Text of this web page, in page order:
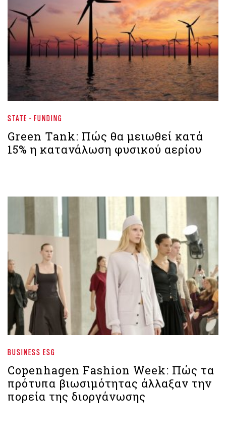
STATE - FUNDING
Green Tank: Πώς θα μειωθεί κατά
15% η κατανάλωση φυσικού αερίου
BUSINESS ESG
Copenhagen Fashion Week: Πώς τα
πρότυπα βιωσιμότητας άλλαξαν την
πορεία της διοργάνωσης